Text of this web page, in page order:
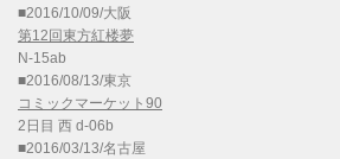
■2016/10/09/大阪
第12回東方紅楼夢
N-15ab
■2016/08/13/東京
コミックマーケット90
2日目 西 d-06b
■2016/03/13/名古屋